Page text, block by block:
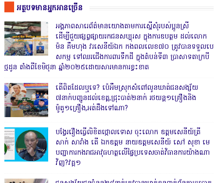
អត្ថបទមានអ្នកអានច្រើន
អង្គភាពសារេព័ត៌មានយោងតាមការស្នើសុំរបស់ប្អូនស្រី
ដើម្បីជួយផ្សព្វផ្សាយរកជនសប្បុរស ក្នុងការឧបត្ថម ដល់លោក
ម៉ន គឹមហុង វរសេនីយ៍ឯក កងពលលេខ៧០ ត្រូវបានទទួលបេ
សកម្ម ទៅឈរជើងការពារទឹកដី ក្នុងតំបន់ទី៣ ប្រាសាទតាក្របី
ថ្មដូន តាំងពីខែមិថុនា ឆ្នាំ២០២៥ដោយសារមានការខ្វះខាត
តើពិតដែលឬទេ? ប៉េអឹមស្រុកសំពៅលូនឃាត់ជនសង្ស័យ
៧នាក់បញ្ជូនដល់ខេត្ត,ជ្រុះបាត់២នាក់ រថយន្ត១គ្រឿងនិង
ម៉ូតូ១គ្រឿង,អត់ដឹងទៅណា?
បង្វែររឿងធ្វើលិខិតថ្កោលទោស ចុះលោក ឧត្តមសេនីយ៍ត្រី
សាក់ សារាំង តើ ឯកឧត្តម នាយឧត្តមសេនីយ៍ សៅ សុខា មេ
បញ្ជាការកងរាជអាវុធហត្ថលើផ្ទៃប្រទេសចាត់វិធានការយ៉ាងណា
វិញ?វគ្គ១